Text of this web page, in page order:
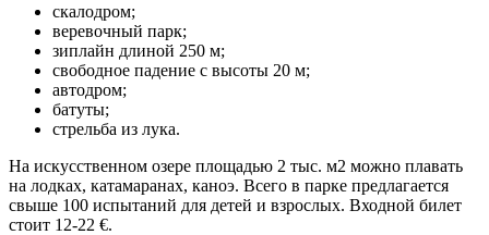
скалодром;
веревочный парк;
зиплайн длиной 250 м;
свободное падение с высоты 20 м;
автодром;
батуты;
стрельба из лука.
На искусственном озере площадью 2 тыс. м2 можно плавать
на лодках, катамаранах, каноэ. Всего в парке предлагается
свыше 100 испытаний для детей и взрослых. Входной билет
стоит 12-22 €.